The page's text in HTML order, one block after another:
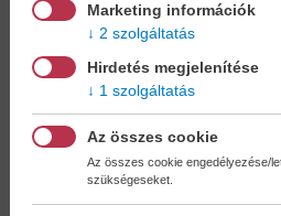
Amy McHugh
14,84 €12,90 €
Cookies
Marketing információk
2 szolgáltatás
Hirdetés megjelenítése
1 szolgáltatás
Az összes cookie
Az összes cookie engedélyezése/
szükségeseket.